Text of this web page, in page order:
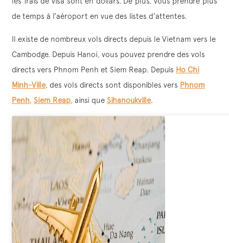
de temps à l’aéroport en vue des listes d’attentes.
Il existe de nombreux vols directs depuis le Vietnam vers le
Cambodge. Depuis Hanoi, vous pouvez prendre des vols
directs vers Phnom Penh et Siem Reap. Depuis Ho Chi
Minh-Ville, des vols directs sont disponibles vers Phnom
Penh Siem Reap , ainsi que Sihanoukville.